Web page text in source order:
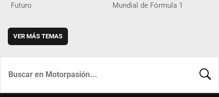
Futuro Mundial de Fórmula 1
VER MÁS TEMAS